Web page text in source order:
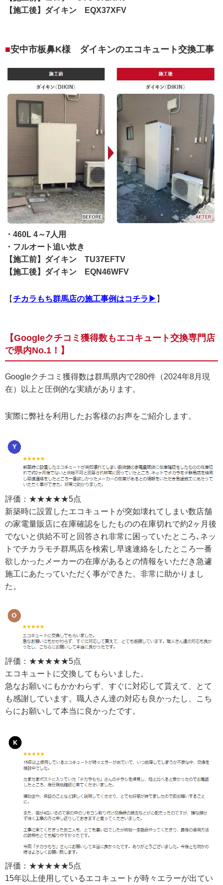
【施工後】ダイキン EQX37XFV
安中市板鼻K様 ダイキンのエコキュート交換工事
・460L 4～7人用
・フルオート追い炊き
【施工前】ダイキン TU37EFTV
【施工後】ダイキン EQN46WFV
【チカラもち群馬店の施工事例はコチラ▶ 】
【Googleクチコミ獲得数もエコキュート交換専門店
で県内No.1！】
Googleクチコミ獲得数は群馬県内で280件（2024年8月現
在）以上と圧倒的な実績があります。
実際に弊社を利用したお客様のお声をご紹介します。
評価：★★★★★5点
新築時に設置したエコキュートが突如壊れてしまい数店舗
の家電量販店に在庫確認をしたものの在庫切れで約2ヶ月後
でないと供給不可と回答され非常に困っていたところ､ネッ
トでチカラモチ群馬店を検索し早速連絡をしたところ一番
欲しかったメーカーの在庫があるとの情報をいただき急遽
施工にあたっていただく事ができた。非常に助かりまし
た。
評価：★★★★★5点
エコキュートに交換してもらいました。
急なお願いにもかかわらず、すぐに対応して貰えて、とて
も感謝しています。職人さん達の対応も良かったし、こち
らにお願いして本当に良かったです。
評価：★★★★★5点
15年以上使用しているエコキュートが時々エラーが出てい